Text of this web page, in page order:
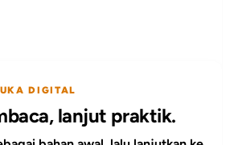
DIGITAL
lanjut praktik.